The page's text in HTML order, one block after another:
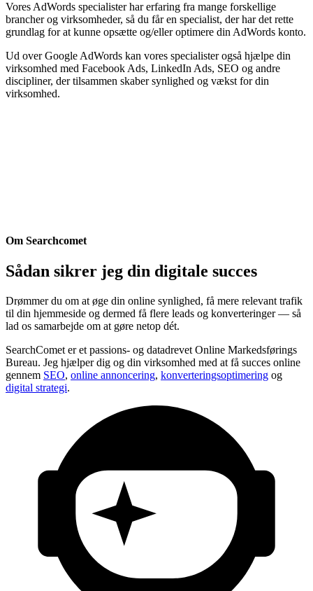
Vores AdWords specialister har erfaring fra mange forskellige
brancher og virksomheder, så du får en specialist, der har det rette
grundlag for at kunne opsætte og/eller optimere din AdWords konto.
Ud over Google AdWords kan vores specialister også hjælpe din
virksomhed med Facebook Ads, LinkedIn Ads, SEO og andre
discipliner, der tilsammen skaber synlighed og vækst for din
virksomhed.
Om Searchcomet
Sådan sikrer jeg din digitale succes
Drømmer du om at øge din online synlighed, få mere relevant trafik
til din hjemmeside og dermed få flere leads og konverteringer — så
lad os samarbejde om at gøre netop dét.
SearchComet er et passions- og datadrevet Online Markedsførings
Bureau. Jeg hjælper dig og din virksomhed med at få succes online
gennem SEO, online annoncering, konverteringsoptimering og
digital strategi.